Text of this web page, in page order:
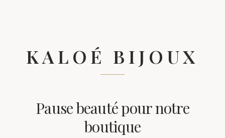
KALOÉ BIJOUX
Pause beauté pour notre
boutique